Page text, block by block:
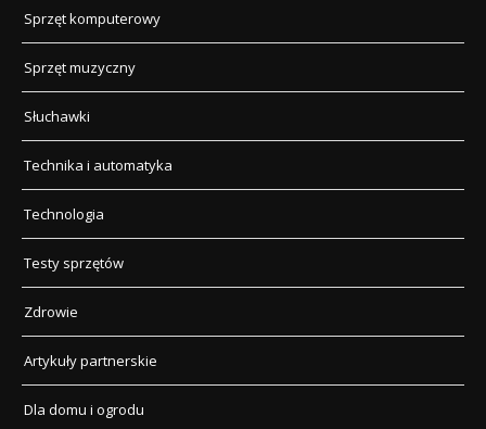
Sprzęt komputerowy
Sprzęt muzyczny
Słuchawki
Technika i automatyka
Technologia
Testy sprzętów
Zdrowie
Artykuły partnerskie
Dla domu i ogrodu